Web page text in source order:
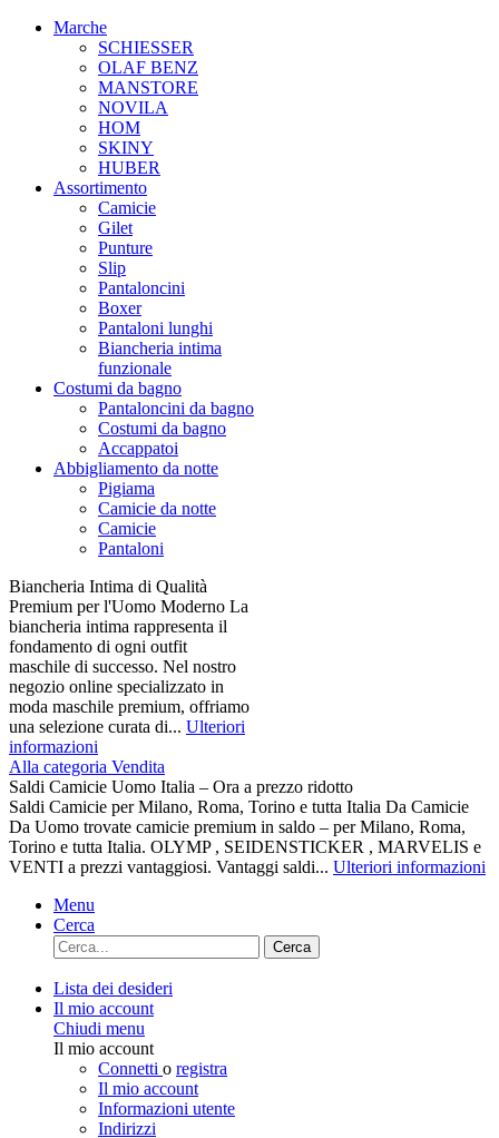
Marche
SCHIESSER
OLAF BENZ
MANSTORE
NOVILA
HOM
SKINY
HUBER
Assortimento
Camicie
Gilet
Punture
Slip
Pantaloncini
Boxer
Pantaloni lunghi
Biancheria intima
funzionale
Costumi da bagno
Pantaloncini da bagno
Costumi da bagno
Accappatoi
Abbigliamento da notte
Pigiama
Camicie da notte
Camicie
Pantaloni
Biancheria Intima di Qualità
Premium per l'Uomo Moderno La
biancheria intima rappresenta il
fondamento di ogni outfit
maschile di successo. Nel nostro
negozio online specializzato in
moda maschile premium, offriamo
una selezione curata di... Ulteriori
informazioni
Alla categoria Vendita
Saldi Camicie Uomo Italia – Ora a prezzo ridotto
Saldi Camicie per Milano, Roma, Torino e tutta Italia Da Camicie
Da Uomo trovate camicie premium in saldo – per Milano, Roma,
Torino e tutta Italia. OLYMP , SEIDENSTICKER , MARVELIS e
VENTI a prezzi vantaggiosi. Vantaggi saldi... Ulteriori informazioni
Menu
Cerca
Cerca
Lista dei desideri
Il mio account
Chiudi menu
Il mio account
Connetti o registra
Il mio account
Informazioni utente
Indirizzi